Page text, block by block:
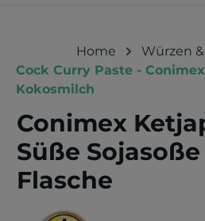
Home
Würzen
Cock Curry Paste -
Kokosmilch
Conimex
Süße
Flasche